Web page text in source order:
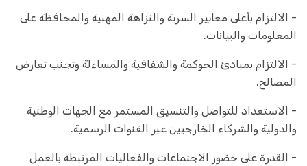
- الالتزام بأعلى معايير السرية والنزاهة المهنية والمحافظة على
المعلومات والبيانات.
- الالتزام بمبادئ الحوكمة والشفافية والمساءلة وتجنب تعارض
المصالح.
- الاستعداد للتواصل والتنسيق المستمر مع الجهات الوطنية
والدولية والشركاء الخارجيين عبر القنوات الرسمية.
- القدرة على حضور الاجتماعات والفعاليات المرتبطة بالعمل